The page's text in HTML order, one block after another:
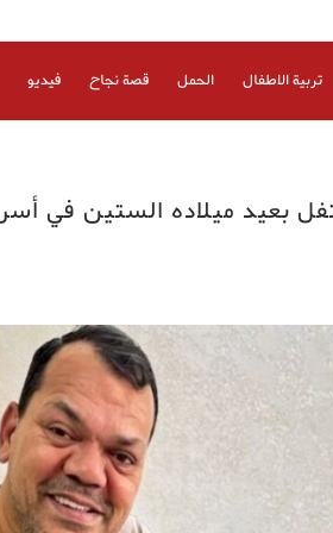
تربية الاطفال الحمل قصة نجاح فيديو
بعيد ميلاده الستين في